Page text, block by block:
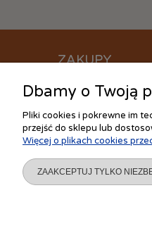
ZAKUPY
Czas realizacji
Formy płatności
Koszt dostawy
Reklamacje i zwroty
Dbamy o Twoją
Pliki cookies i pokrewne im
przejść do sklepu lub
Więcej o plikach cookies
ZAAKCEPTUJ TYLKO